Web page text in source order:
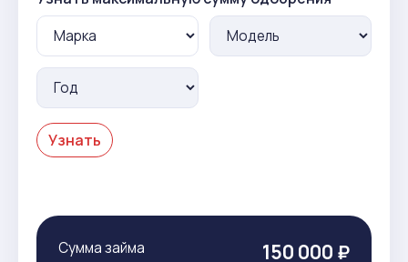
Узнать
Сумма займа 150 000 ₽